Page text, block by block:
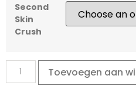
Second
Skin
Crush
Toevoegen aan